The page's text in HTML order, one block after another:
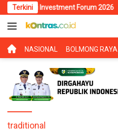
Langsung
ke
konten
Terkini
Investment Forum 2026
BERANDA
NASIONAL BOLMONG RAYA
traditional